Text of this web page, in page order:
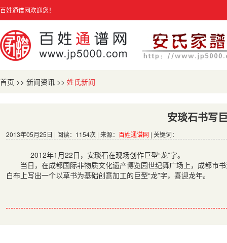
百姓通谱网欢迎您！
首页 >> 新闻资讯 >> 姓氏新闻
安琰石书写
2013年05月25日 | 阅读：1154次 | 来源： 百姓通谱网 | 关键词：
2012年1月22日，安琰石在现场创作巨型“龙”字。
当日，在成都国际非物质文化遗产博览园世纪舞广场上，成都市
白布上写出一个以草书为基础创意加工的巨型“龙”字，喜迎龙年。